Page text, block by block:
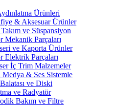
Ürünleri
& Aksesuar Ürünler
ve Süspansiyon
Mekanik Parçaları
ve Kaporta Ürünler
Elektrik Parçaları
İç Trim Malzemeler
& Ses Sistemle
ve Diski
ve Radyatör
Bakım ve Filtre